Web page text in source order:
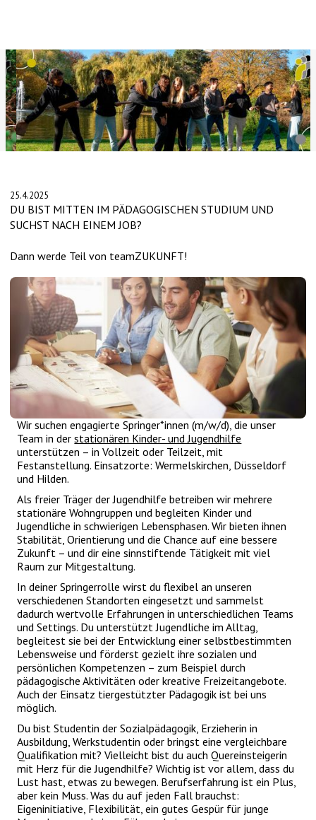
25.4.2025
DU BIST MITTEN IM PÄDAGOGISCHEN STUDIUM UND
SUCHST NACH EINEM JOB?
Dann werde Teil von teamZUKUNFT!
Wir suchen engagierte Springer*innen (m/w/d), die unser
Team in derstationären Kinder- und Jugendhilfe
unterstützen – in Vollzeit oder Teilzeit, mit
Festanstellung. Einsatzorte: Wermelskirchen, Düsseldorf
und Hilden.
Als freier Träger der Jugendhilfe betreiben wir mehrere
stationäre Wohngruppen und begleiten Kinder und
Jugendliche in schwierigen Lebensphasen. Wir bieten ihnen
Stabilität, Orientierung und die Chance auf eine bessere
Zukunft – und dir eine sinnstiftende Tätigkeit mit viel
Raum zur Mitgestaltung.
In deiner Springerrolle wirst du flexibel an unseren
verschiedenen Standorten eingesetzt und sammelst
dadurch wertvolle Erfahrungen in unterschiedlichen Teams
und Settings. Du unterstützt Jugendliche im Alltag,
begleitest sie bei der Entwicklung einer selbstbestimmten
Lebensweise und förderst gezielt ihre sozialen und
persönlichen Kompetenzen – zum Beispiel durch
pädagogische Aktivitäten oder kreative Freizeitangebote.
Auch der Einsatz tiergestützter Pädagogik ist bei uns
möglich.
Du bist Studentin der Sozialpädagogik, Erzieherin in
Ausbildung, Werkstudentin oder bringst eine vergleichbare
Qualifikation mit? Vielleicht bist du auch Quereinsteigerin
mit Herz für die Jugendhilfe? Wichtig ist vor allem, dass du
Lust hast, etwas zu bewegen. Berufserfahrung ist ein Plus,
aber kein Muss. Was du auf jeden Fall brauchst:
Eigeninitiative, Flexibilität, ein gutes Gespür für junge